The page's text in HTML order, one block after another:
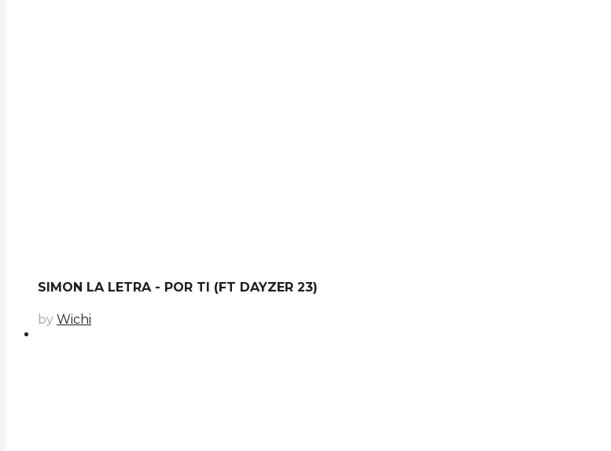
SIMON LA LETRA - POR TI (FT DAYZER 23)
by Wichi